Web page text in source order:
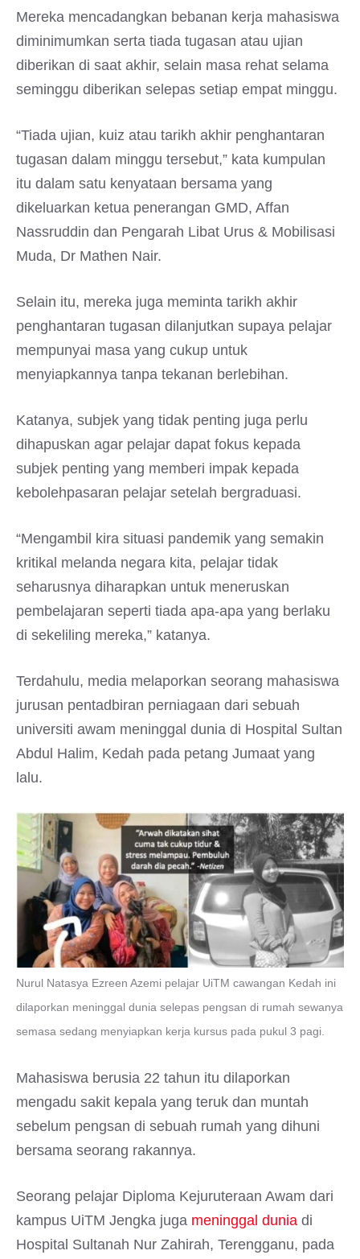
Mereka mencadangkan bebanan kerja mahasiswa
diminimumkan serta tiada tugasan atau ujian
diberikan di saat akhir, selain masa rehat selama
seminggu diberikan selepas setiap empat minggu.
“Tiada ujian, kuiz atau tarikh akhir penghantaran
tugasan dalam minggu tersebut,” kata kumpulan
itu dalam satu kenyataan bersama yang
dikeluarkan ketua penerangan GMD, Affan
Nassruddin dan Pengarah Libat Urus & Mobilisasi
Muda, Dr Mathen Nair.
Selain itu, mereka juga meminta tarikh akhir
penghantaran tugasan dilanjutkan supaya pelajar
mempunyai masa yang cukup untuk
menyiapkannya tanpa tekanan berlebihan.
Katanya, subjek yang tidak penting juga perlu
dihapuskan agar pelajar dapat fokus kepada
subjek penting yang memberi impak kepada
kebolehpasaran pelajar setelah bergraduasi.
“Mengambil kira situasi pandemik yang semakin
kritikal melanda negara kita, pelajar tidak
seharusnya diharapkan untuk meneruskan
pembelajaran seperti tiada apa-apa yang berlaku
di sekeliling mereka,” katanya.
Terdahulu, media melaporkan seorang mahasiswa
jurusan pentadbiran perniagaan dari sebuah
universiti awam meninggal dunia di Hospital Sultan
Abdul Halim, Kedah pada petang Jumaat yang
lalu.
Nurul Natasya Ezreen Azemi pelajar UiTM cawangan Kedah ini
dilaporkan meninggal dunia selepas pengsan di rumah sewanya
semasa sedang menyiapkan kerja kursus pada pukul 3 pagi.
Mahasiswa berusia 22 tahun itu dilaporkan
mengadu sakit kepala yang teruk dan muntah
sebelum pengsan di sebuah rumah yang dihuni
bersama seorang rakannya.
Seorang pelajar Diploma Kejuruteraan Awam dari
kampus UiTM Jengka juga meninggal dunia di
Hospital Sultanah Nur Zahirah, Terengganu, pada